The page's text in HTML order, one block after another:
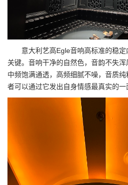
意大利艺高Egle音响高标准的稳定
关键。音响干净的自然色，音韵不失浑
中频饱满通透，高频细腻不噪，音质
者可以通过它发出自身情感最真实的一